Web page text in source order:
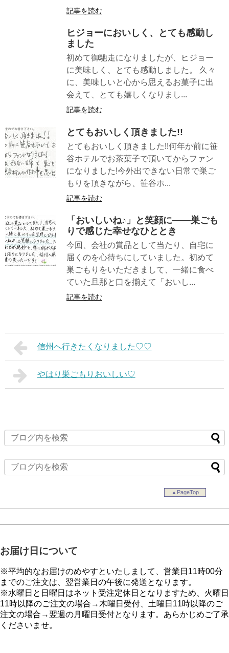
記事を読む
ヒジョーにおいしく、とても感動し
ました
初めて御馳走になりましたが、ヒジョー
に美味しく、とても感動しました。 久々
に、美味しいと心から思えるお菓子に出
会えて、とても嬉しくなりまし...
記事を読む
とてもおいしく頂きました!!
とてもおいしく頂きました!!何年か前に笹
谷ホテルでお茶菓子で頂いてからファン
になりました!今外出できない日常で巣ご
もりを頂きながら、笹谷ホ...
記事を読む
「おいしいね♪」と笑顔に――巣ごも
りで感じた幸せなひととき
今回、会社の賞品として当たり、自宅に
届くのを心待ちにしていました。初めて
巣ごもりをいただきまして、一緒に食べ
ていた旦那と口を揃えて「おいし...
記事を読む
信州へ行きたくなりました♡♡
やはり巣ごもりおいしい♡
▲PageTop
お届け日について
※平均的なお届けのめやすといたしまして、営業日11時00分
までのご注文は、翌営業日の午後に発送となります。
※水曜日と日曜日はネット受注定休日となりますため、火曜日
11時以降のご注文の場合→木曜日受付、土曜日11時以降のご
注文の場合→翌週の月曜日受付となります。あらかじめご了承
くださいませ。